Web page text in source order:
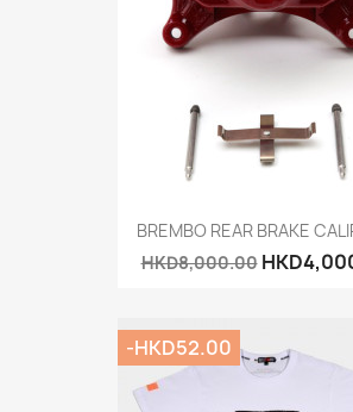
BREMBO REAR BRAKE
HKD8,000.00
-HKD52.00